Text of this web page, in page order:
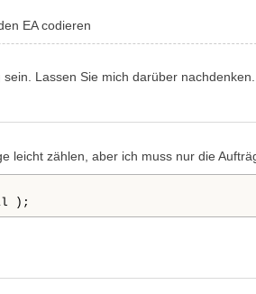
EA codieren
Lassen Sie mich darüber nachdenken.
leicht zählen, aber ich muss nur die
);